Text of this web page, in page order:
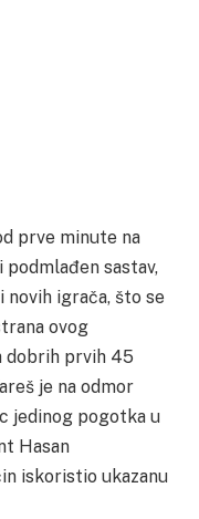
prve minute na
sastav,
igrača, što se
ovog
dobrih prvih 45
je na odmor
jedinog pogotka u
Hasan
iskoristio ukazanu